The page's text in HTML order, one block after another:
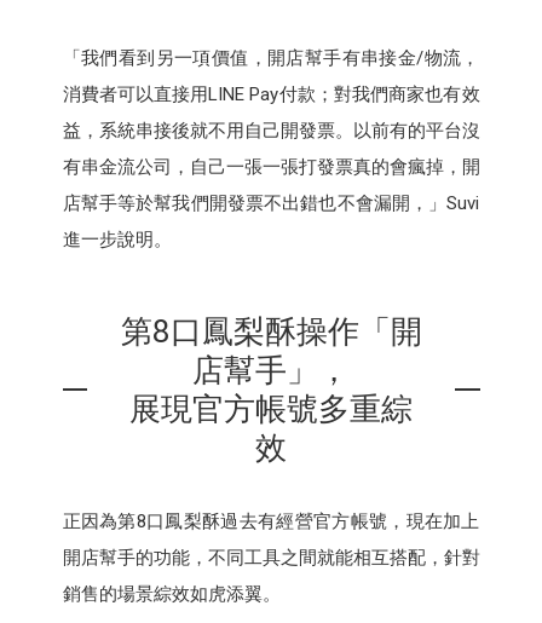
「我們看到另一項價值，開店幫手有串接金/物流，
消費者可以直接用LINE Pay付款；對我們商家也有效
益，系統串接後就不用自己開發票。以前有的平台沒
有串金流公司，自己一張一張打發票真的會瘋掉，開
店幫手等於幫我們開發票不出錯也不會漏開，」Suvi
進一步說明。
第8口鳳梨酥操作「開
店幫手」，
展現官方帳號多重綜
效
正因為第8口鳳梨酥過去有經營官方帳號，現在加上
開店幫手的功能，不同工具之間就能相互搭配，針對
銷售的場景綜效如虎添翼。